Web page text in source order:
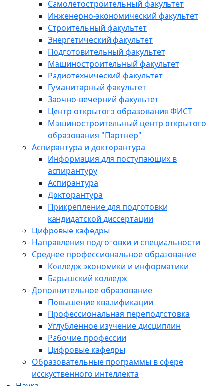
Самолетостроительный факультет
Инженерно-экономический факультет
Строительный факультет
Энергетический факультет
Подготовительный факультет
Машиностроительный факультет
Радиотехнический факультет
Гуманитарный факультет
Заочно-вечерний факультет
Центр открытого образования ФИСТ
Машиностроительный центр открытого
образования "Партнер"
Аспирантура и докторантура
Информация для поступающих в
аспирантуру
Аспирантура
Докторантура
Прикрепление для подготовки
кандидатской диссертации
Цифровые кафедры
Направления подготовки и специальности
Среднее профессиональное образование
Колледж экономики и информатики
Барышский колледж
Дополнительное образование
Повышение квалификации
Профессиональная переподготовка
Углубленное изучение дисциплин
Рабочие профессии
Цифровые кафедры
Образовательные программы в сфере
исскуственного интеллекта